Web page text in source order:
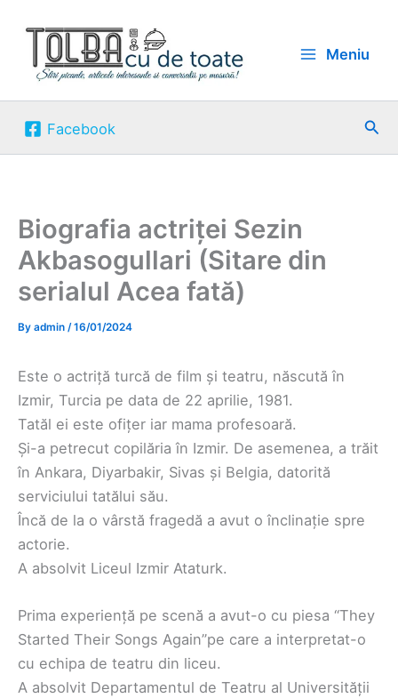
content
Meniu
Facebook
Biografia actriței Sezin
Akbasogullari (Sitare din
serialul Acea fată)
By admin /16/01/2024
Este o actriță turcă de film și teatru, născută în
Izmir, Turcia pe data de 22 aprilie, 1981.
Tatăl ei este ofițer iar mama profesoară.
Și-a petrecut copilăria în Izmir. De asemenea, a trăit
în Ankara, Diyarbakir, Sivas și Belgia, datorită
serviciului tatălui său.
Încă de la o vârstă fragedă a avut o înclinație spre
actorie.
A absolvit Liceul Izmir Ataturk.
Prima experiență pe scenă a avut-o cu piesa “They
Started Their Songs Again”pe care a interpretat-o
cu echipa de teatru din liceu.
A absolvit Departamentul de Teatru al Universității